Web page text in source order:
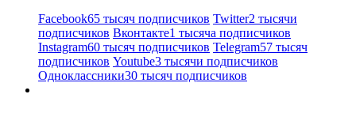
Facebook65 тысяч подписчиков Twitter2 тысячи
подписчиков Вконтакте1 тысяча подписчиков
Instagram60 тысяч подписчиков Telegram57 тысяч
подписчиков Youtube3 тысячи подписчиков
Одноклассники30 тысяч подписчиков